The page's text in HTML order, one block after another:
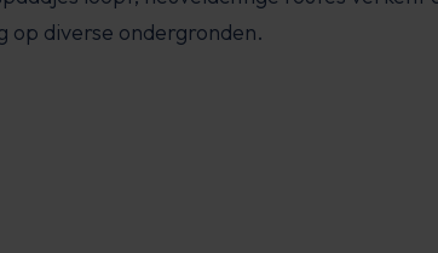
op diverse ondergronden.